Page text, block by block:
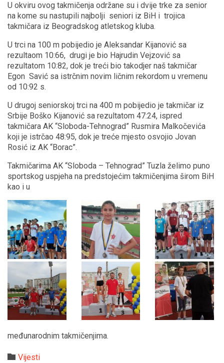
U okviru ovog takmičenja održane su i dvije trke za senior
na kome su nastupili najbolji seniori iz BiH i trojica
takmičara iz Beogradskog atletskog kluba.
U trci na 100 m pobijedio je Aleksandar Kijanović sa
rezultaom 10:66, drugi je bio Hajrudin Vejzović sa
rezultatom 10:82, dok je treći bio takodjer naš takmičar
Egon Savić sa istrčnim novim ličnim rekordom u vremenu
od 10:92 s.
U drugoj seniorskoj trci na 400 m pobijedio je takmičar iz
Srbije Boško Kijanović sa rezultatom 47:24, ispred
takmičara AK “Sloboda-Tehnograd” Rusmira Malkočevića
koji je istrčao 48:95, dok je treće mjesto osvojio Jovan
Rosić iz AK “Borac”.
Takmičarima AK “Sloboda – Tehnograd” Tuzla želimo puno
sportskog uspjeha na predstojećim takmičenjima širom BiH
kao i u
međunarodnim takmičenjima.
 Category
Vijesti